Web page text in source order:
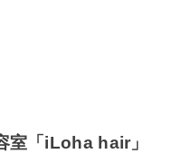
室「iLoha hair」